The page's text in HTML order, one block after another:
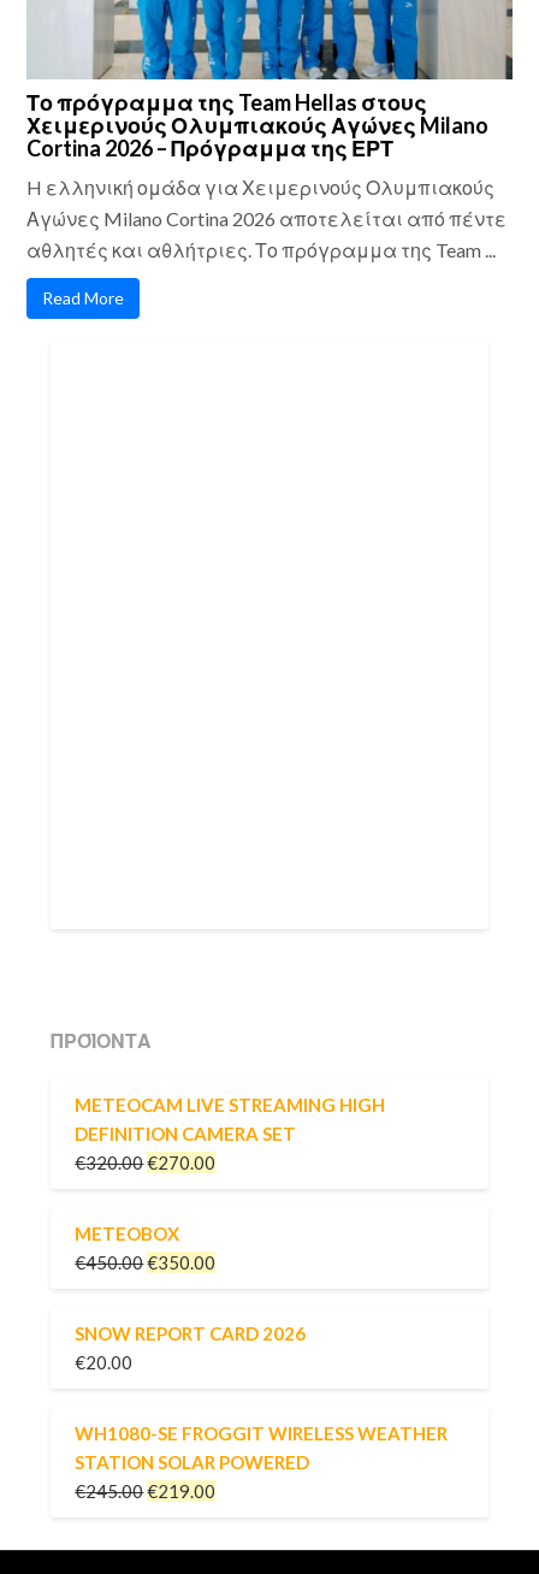
Το πρόγραμμα της Team Hellas στους
Χειμερινούς Ολυμπιακούς Αγώνες Milano
Cortina 2026 – Πρόγραμμα της ΕΡΤ
H ελληνική ομάδα για Χειμερινούς Ολυμπιακούς
Αγώνες Milano Cortina 2026 αποτελείται από πέντε
αθλητές και αθλήτριες. Το πρόγραμμα της Team ...
Read More
ΠΡΟΪΌΝΤΑ
METEOCAM LIVE STREAMING HIGH
DEFINITION CAMERA SET
€320.00€270.00
METEOBOX
€450.00€350.00
SNOW REPORT CARD 2026
€20.00
WH1080-SE FROGGIT WIRELESS WEATHER
STATION SOLAR POWERED
€245.00€219.00